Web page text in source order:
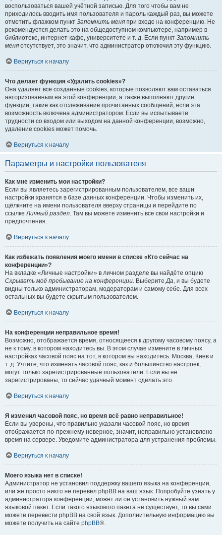
воспользоваться вашей учётной записью. Для того чтобы вам не
приходилось вводить имя пользователя и пароль каждый раз, вы можете
отметить флажком пункт Запомнить меня при входе на конференцию. Не
рекомендуется делать это на общедоступном компьютере, например в
библиотеке, интернет-кафе, университете и т. д. Если пункт Запомнить
меня отсутствует, это значит, что администратор отключил эту функцию.
Вернуться к началу
Что делает функция «Удалить cookies»?
Она удаляет все созданные cookies, которые позволяют вам оставаться
авторизованным на этой конференции, а также выполняют другие
функции, такие как отслеживание прочитанных сообщений, если эта
возможность включена администратором. Если вы испытываете
трудности со входом или выходом на данной конференции, возможно,
удаление cookies может помочь.
Вернуться к началу
Параметры и настройки пользователя
Как мне изменить мои настройки?
Если вы являетесь зарегистрированным пользователем, все ваши
настройки хранятся в базе данных конференции. Чтобы изменить их,
щёлкните на имени пользователя вверху страницы и перейдите по
ссылкеЛичный раздел. Там вы можете изменить все свои настройки и
предпочтения.
Вернуться к началу
Как избежать появления моего имени в списке «Кто сейчас на
конференции»?
На вкладке «Личные настройки» в личном разделе вы найдёте опцию
Скрывать моё пребывание на конференции. ВыберитеДа, и вы будете
видны только администраторам, модераторам и самому себе. Для всех
остальных вы будете скрытым пользователем.
Вернуться к началу
На конференции неправильное время!
Возможно, отображается время, относящееся к другому часовому поясу, а
не к тому, в котором находитесь вы. В этом случае измените в личных
настройках часовой пояс на тот, в котором вы находитесь: Москва, Киев и
т. д. Учтите, что изменять часовой пояс, как и большинство настроек,
могут только зарегистрированные пользователи. Если вы не
зарегистрированы, то сейчас удачный момент сделать это.
Вернуться к началу
Я изменил часовой пояс, но время всё равно неправильное!
Если вы уверены, что правильно указали часовой пояс, но время
отображается по-прежнему неверное, значит, неправильно установлено
время на сервере. Уведомите администратора для устранения проблемы.
Вернуться к началу
Моего языка нет в списке!
Администратор не установил поддержку вашего языка на конференции,
или же просто никто не перевёл phpBB на ваш язык. Попробуйте узнать у
администратора конференции, может ли он установить нужный вам
языковой пакет. Если такого языкового пакета не существует, то вы сами
можете перевести phpBB на свой язык. Дополнительную информацию вы
можете получить на сайте phpBB®.